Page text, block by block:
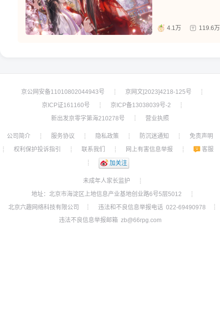
4.1万 119.6万
京公网安备11010802044943号 ┊ 京网文[2023]4218-125号
┊
京ICP证161160号
┊ 京ICP备13038039号-2
┊
新出发京零字第海210278号
┊ 营业执照
公司简介 ┊ 服务协议 ┊ 隐私政策 ┊ 防沉迷通知 ┊
免责声明
┊
权利保护投诉指引 ┊ 联系我们 ┊ 网上有害信息举报 ┊
客服
┊
加关注
未成年人家长监护
┊
地址：北京市海淀区上地信息产业基地创业路6号5层5012
┊
北京六趣网络科技有限公司
┊ 违法和不良信息举报电话 022-69490978
┊
违法不良信息举报邮箱 zb@66rpg.com